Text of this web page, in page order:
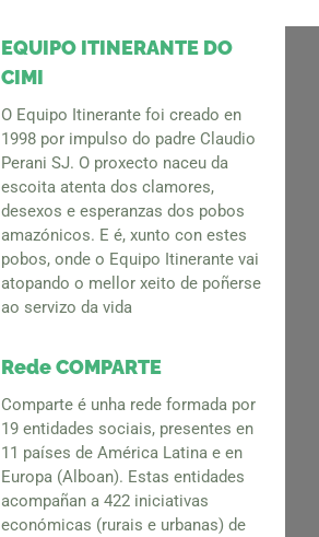
EQUIPO ITINERANTE DO
CIMI
O Equipo Itinerante foi creado en
1998 por impulso do padre Claudio
Perani SJ. O proxecto naceu da
escoita atenta dos clamores,
desexos e esperanzas dos pobos
amazónicos. E é, xunto con estes
pobos, onde o Equipo Itinerante vai
atopando o mellor xeito de poñerse
ao servizo da vida
Rede COMPARTE
Comparte é unha rede formada por
19 entidades sociais, presentes en
11 países de América Latina e en
Europa (Alboan). Estas entidades
acompañan a 422 iniciativas
económicas (rurais e urbanas) de